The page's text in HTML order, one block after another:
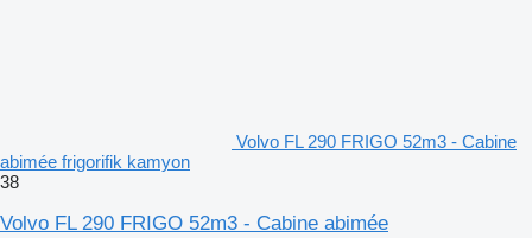
Volvo FL 290 FRIGO 52m3 - Cabine
abimée frigorifik kamyon
38
Volvo FL 290 FRIGO 52m3 - Cabine abimée